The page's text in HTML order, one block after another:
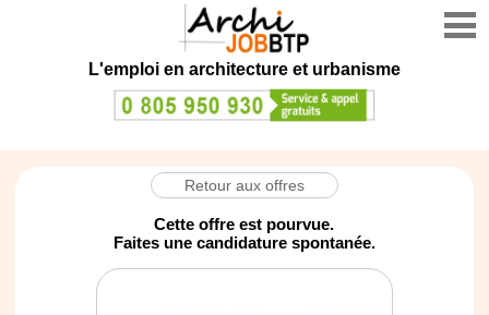
L'emploi en architecture et urbanisme
Retour aux offres
Cette offre est pourvue.
Faites une candidature spontanée.